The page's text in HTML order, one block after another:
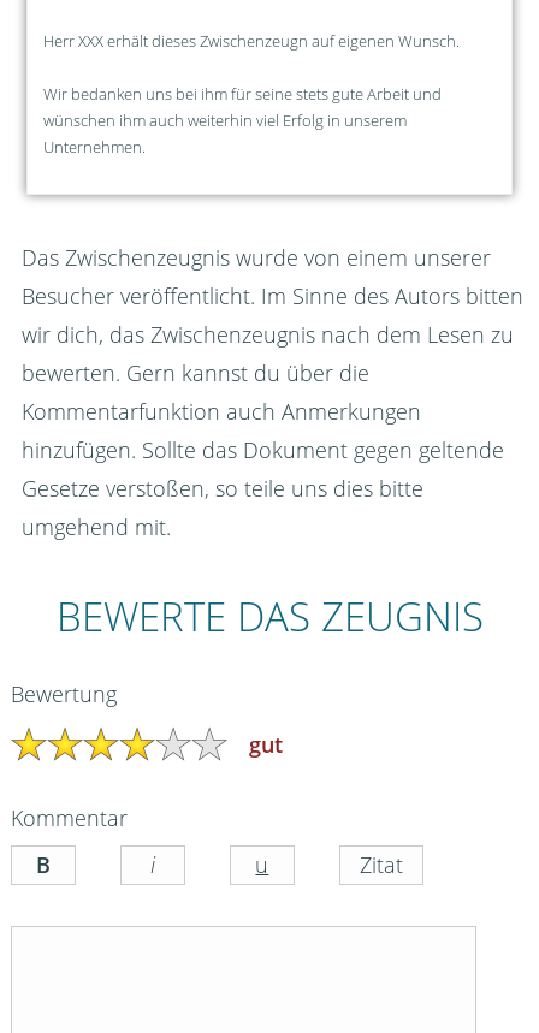
Herr XXX erhält dieses Zwischenzeugn auf eigenen Wunsch.
Wir bedanken uns bei ihm für seine stets gute Arbeit und
wünschen ihm auch weiterhin viel Erfolg in unserem
Unternehmen.
Das Zwischenzeugnis wurde von einem unserer
Besucher veröffentlicht. Im Sinne des Autors bitten
wir dich, das Zwischenzeugnis nach dem Lesen zu
bewerten. Gern kannst du über die
Kommentarfunktion auch Anmerkungen
hinzufügen. Sollte das Dokument gegen geltende
Gesetze verstoßen, so teile uns dies bitte
umgehend mit.
BEWERTE DAS ZEUGNIS
Bewertung
gut
Kommentar